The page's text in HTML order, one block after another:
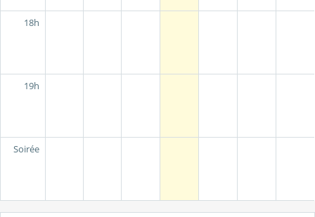
18h
19h
Soirée